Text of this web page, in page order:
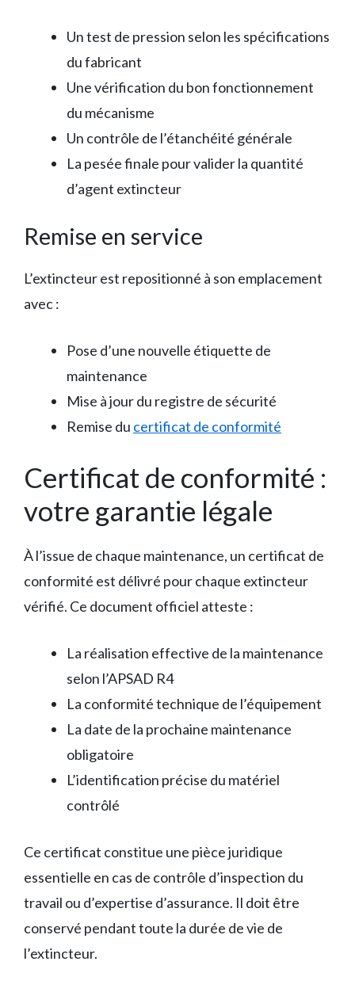
Un test de pression selon les spécifications
du fabricant
Une vérification du bon fonctionnement
du mécanisme
Un contrôle de l’étanchéité générale
La pesée finale pour valider la quantité
d’agent extincteur
Remise en service
L’extincteur est repositionné à son emplacement
avec :
Pose d’une nouvelle étiquette de
maintenance
Mise à jour du registre de sécurité
Remise du certificat de conformité
Certificat de conformité :
votre garantie légale
À l’issue de chaque maintenance, un certificat de
conformité est délivré pour chaque extincteur
vérifié. Ce document officiel atteste :
La réalisation effective de la maintenance
selon l’APSAD R4
La conformité technique de l’équipement
La date de la prochaine maintenance
obligatoire
L’identification précise du matériel
contrôlé
Ce certificat constitue une pièce juridique
essentielle en cas de contrôle d’inspection du
travail ou d’expertise d’assurance. Il doit être
conservé pendant toute la durée de vie de
l’extincteur.